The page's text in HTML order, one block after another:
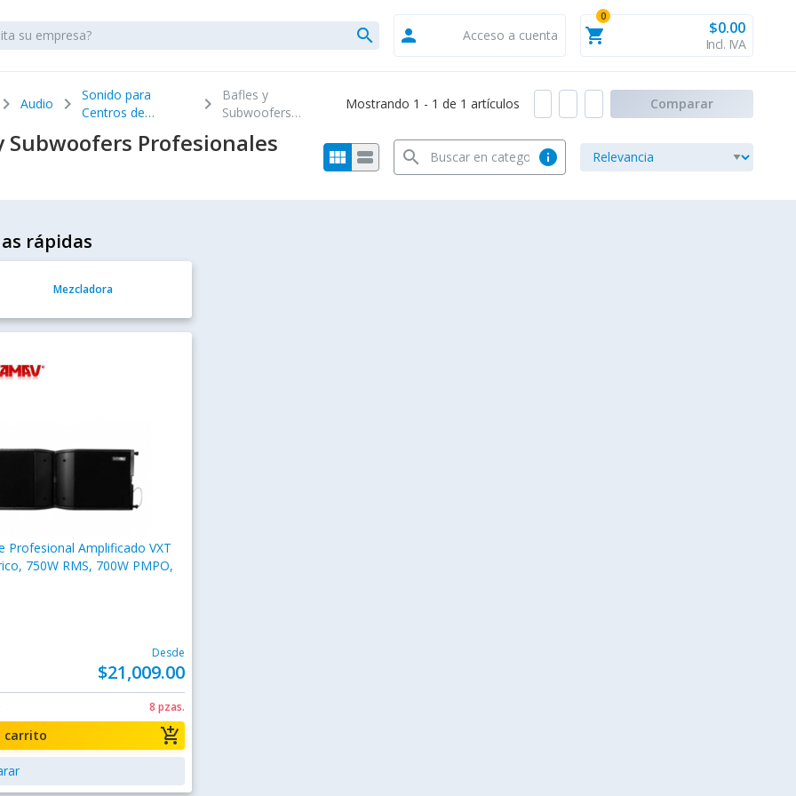
search person Acceso a cuenta shopping_cart
0
$0.00
Incl. IVA
chevron_right Audio chevron_right
Sonido para
Centros de
chevron_right
Bafles y
Subwoofers
Mostrando 1 - 1 de 1 artículos Comparar
Subwoofers Profesionales
view_module view_stream info
search
rápidas
Mezcladora
Profesional Amplificado VXT
750W RMS, 700W PMPO,
Desde
$21,009.00
8 pzas.
add_shopping_cart
carrito